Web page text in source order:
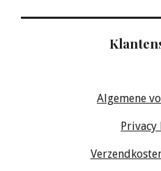
Algemene
Privacy